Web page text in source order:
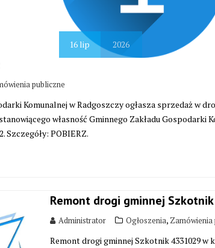
16lip 2026
publiczne
Komunalnej w Radgoszczy ogłasza sprzedaż w
własność Gminnego Zakładu Gospodarki
Szczegóły: POBIERZ.
Remont drogi gminnej
Administrator Ogłoszenia, Zamówienia
Remont drogi gminnej Szkotnik 4331029 w